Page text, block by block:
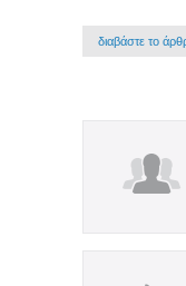
διαβάστε το